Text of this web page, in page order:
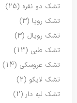
تشک دو نفره (25)
تشک رویا (3)
تشک رویال (3)
تشک طبی (13)
تشک عروسکی (14)
تشک لایکو (2)
تشک لبه دار (2)